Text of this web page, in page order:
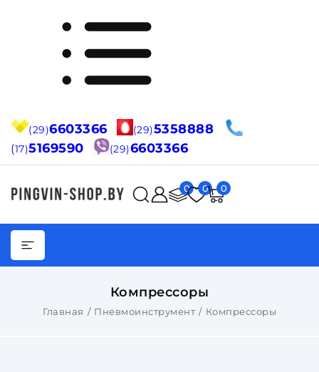
(29)6603366 (29)5358888
(17)5169590 (29)6603366
0 0 0
Компрессоры
Главная Пневмоинструмент Компрессоры